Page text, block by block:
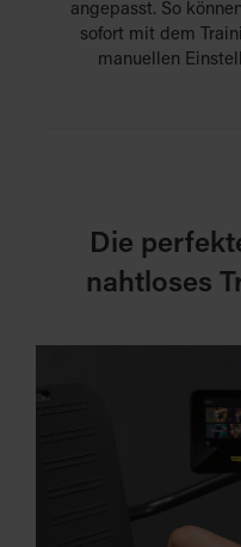
angepasst. So
sofort mit dem
manuellen
Die
nahtloses